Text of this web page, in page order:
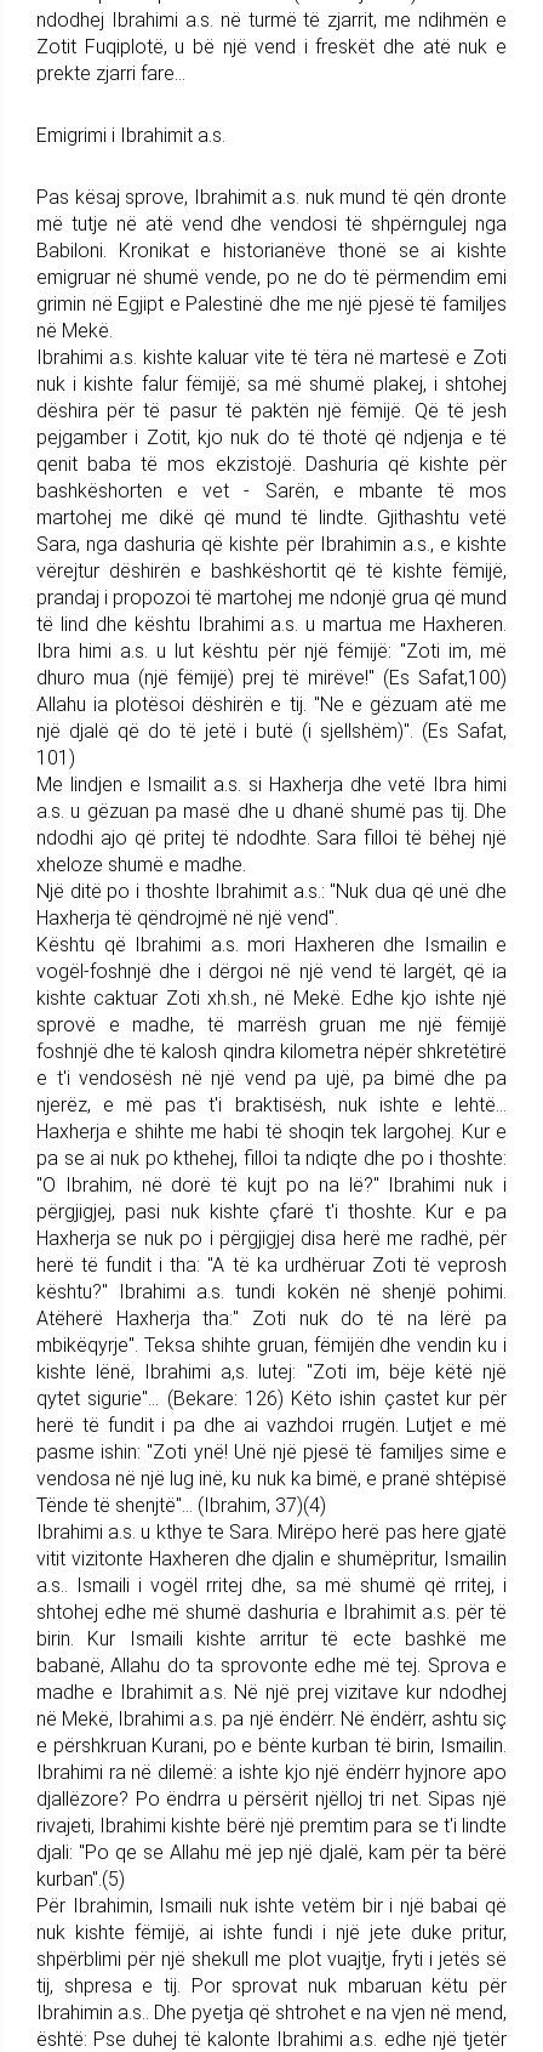
ndodhej Ibrahimi a.s. në turmë të zjarrit, me ndihmën e
Zotit Fuqiplotë, u bë një vend i freskët dhe atë nuk e
prekte zjarri fare…
Emigrimi i Ibrahimit a.s.
Pas kësaj sprove, Ibrahimit a.s. nuk mund të qën dronte
më tutje në atë vend dhe vendosi të shpërngulej nga
Babiloni. Kronikat e historianëve thonë se ai kishte
emigruar në shumë vende, po ne do të përmendim emi
grimin në Egjipt e Palestinë dhe me një pjesë të familjes
në Mekë.
Ibrahimi a.s. kishte kaluar vite të tëra në martesë e Zoti
nuk i kishte falur fëmijë; sa më shumë plakej, i shtohej
dëshira për të pasur të paktën një fëmijë. Që të jesh
pejgamber i Zotit, kjo nuk do të thotë që ndjenja e të
qenit baba të mos ekzistojë. Dashuria që kishte për
bashkëshorten e vet - Sarën, e mbante të mos
martohej me dikë që mund të lindte. Gjithashtu vetë
Sara, nga dashuria që kishte për Ibrahimin a.s., e kishte
vërejtur dëshirën e bashkëshortit që të kishte fëmijë,
prandaj i propozoi të martohej me ndonjë grua që mund
të lind dhe kështu Ibrahimi a.s. u martua me Haxheren.
Ibra himi a.s. u lut kështu për një fëmijë: "Zoti im, më
dhuro mua (një fëmijë) prej të mirëve!" (Es Safat,100)
Allahu ia plotësoi dëshirën e tij. "Ne e gëzuam atë me
një djalë që do të jetë i butë (i sjellshëm)". (Es Safat,
101)
Me lindjen e Ismailit a.s. si Haxherja dhe vetë Ibra himi
a.s. u gëzuan pa masë dhe u dhanë shumë pas tij. Dhe
ndodhi ajo që pritej të ndodhte. Sara filloi të bëhej një
xheloze shumë e madhe.
Një ditë po i thoshte Ibrahimit a.s.: "Nuk dua që unë dhe
Haxherja të qëndrojmë në një vend".
Kështu që Ibrahimi a.s. mori Haxheren dhe Ismailin e
vogël-foshnjë dhe i dërgoi në një vend të largët, që ia
kishte caktuar Zoti xh.sh., në Mekë. Edhe kjo ishte një
sprovë e madhe, të marrësh gruan me një fëmijë
foshnjë dhe të kalosh qindra kilometra nëpër shkretëtirë
e t'i vendosësh në një vend pa ujë, pa bimë dhe pa
njerëz, e më pas t'i braktisësh, nuk ishte e lehtë…
Haxherja e shihte me habi të shoqin tek largohej. Kur e
pa se ai nuk po kthehej, filloi ta ndiqte dhe po i thoshte:
"O Ibrahim, në dorë të kujt po na lë?" Ibrahimi nuk i
përgjigjej, pasi nuk kishte çfarë t'i thoshte. Kur e pa
Haxherja se nuk po i përgjigjej disa herë me radhë, për
herë të fundit i tha: "A të ka urdhëruar Zoti të veprosh
kështu?" Ibrahimi a.s. tundi kokën në shenjë pohimi.
Atëherë Haxherja tha:" Zoti nuk do të na lërë pa
mbikëqyrje". Teksa shihte gruan, fëmijën dhe vendin ku i
kishte lënë, Ibrahimi a,s. lutej: "Zoti im, bëje këtë një
qytet sigurie"... (Bekare: 126) Këto ishin çastet kur për
herë të fundit i pa dhe ai vazhdoi rrugën. Lutjet e më
pasme ishin: "Zoti ynë! Unë një pjesë të familjes sime e
vendosa në një lug inë, ku nuk ka bimë, e pranë shtëpisë
Tënde të shenjtë"... (Ibrahim, 37)(4)
Ibrahimi a.s. u kthye te Sara. Mirëpo herë pas here gjatë
vitit vizitonte Haxheren dhe djalin e shumëpritur, Ismailin
a.s.. Ismaili i vogël rritej dhe, sa më shumë që rritej, i
shtohej edhe më shumë dashuria e Ibrahimit a.s. për të
birin. Kur Ismaili kishte arritur të ecte bashkë me
babanë, Allahu do ta sprovonte edhe më tej. Sprova e
madhe e Ibrahimit a.s. Në një prej vizitave kur ndodhej
në Mekë, Ibrahimi a.s. pa një ëndërr. Në ëndërr, ashtu siç
e përshkruan Kurani, po e bënte kurban të birin, Ismailin.
Ibrahimi ra në dilemë: a ishte kjo një ëndërr hyjnore apo
djallëzore? Po ëndrra u përsërit njëlloj tri net. Sipas një
rivajeti, Ibrahimi kishte bërë një premtim para se t'i lindte
djali: "Po qe se Allahu më jep një djalë, kam për ta bërë
kurban".(5)
Për Ibrahimin, Ismaili nuk ishte vetëm bir i një babai që
nuk kishte fëmijë, ai ishte fundi i një jete duke pritur,
shpërblimi për një shekull me plot vuajtje, fryti i jetës së
tij, shpresa e tij. Por sprovat nuk mbaruan këtu për
Ibrahimin a.s.. Dhe pyetja që shtrohet e na vjen në mend,
është: Pse duhej të kalonte Ibrahimi a.s. edhe një tjetër